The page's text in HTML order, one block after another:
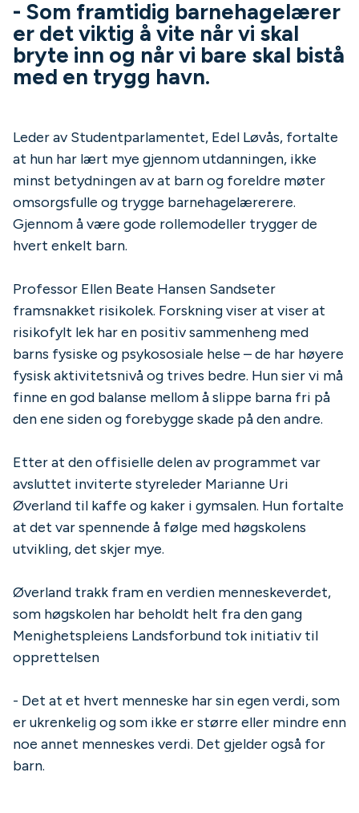
- Som framtidig barnehagelærer
er det viktig å vite når vi skal
bryte inn og når vi bare skal bistå
med en trygg havn.
Leder av Studentparlamentet, Edel Løvås, fortalte
at hun har lært mye gjennom utdanningen, ikke
minst betydningen av at barn og foreldre møter
omsorgsfulle og trygge barnehagelærerere.
Gjennom å være gode rollemodeller trygger de
hvert enkelt barn.
Professor Ellen Beate Hansen Sandseter
framsnakket risikolek. Forskning viser at viser at
risikofylt lek har en positiv sammenheng med
barns fysiske og psykososiale helse – de har høyere
fysisk aktivitetsnivå og trives bedre. Hun sier vi må
finne en god balanse mellom å slippe barna fri på
den ene siden og forebygge skade på den andre.
Etter at den offisielle delen av programmet var
avsluttet inviterte styreleder Marianne Uri
Øverland til kaffe og kaker i gymsalen. Hun fortalte
at det var spennende å følge med høgskolens
utvikling, det skjer mye.
Øverland trakk fram en verdien menneskeverdet,
som høgskolen har beholdt helt fra den gang
Menighetspleiens Landsforbund tok initiativ til
opprettelsen
- Det at et hvert menneske har sin egen verdi, som
er ukrenkelig og som ikke er større eller mindre enn
noe annet menneskes verdi. Det gjelder også for
barn.